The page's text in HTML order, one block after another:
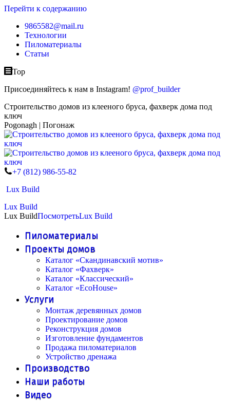
Перейти к содержанию
9865582@mail.ru
Технологии
Пиломатериалы
Статьи
Top
Присоединяйтесь к нам в Instagram! @prof_builder
Строительство домов из клееного бруса, фахверк дома под
ключ
Pogonagh | Погонаж
+7 (812) 986-55-82
Lux Build
Lux Build
Lux BuildПосмотретьLux Build
Пиломатериалы
Проекты домов
Каталог «Скандинавский мотив»
Каталог «Фахверк»
Каталог «Классический»
Каталог «EcoHouse»
Услуги
Монтаж деревянных домов
Проектирование домов
Реконструкция домов
Изготовление фундаментов
Продажа пиломатериалов
Устройство дренажа
Производство
Наши работы
Видео